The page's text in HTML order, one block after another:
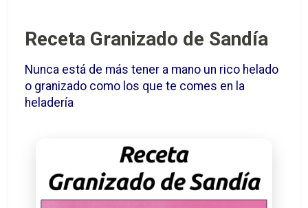
Receta Granizado de Sandía
Nunca está de más tener a mano un rico helado
o granizado como los que te comes en la
heladería